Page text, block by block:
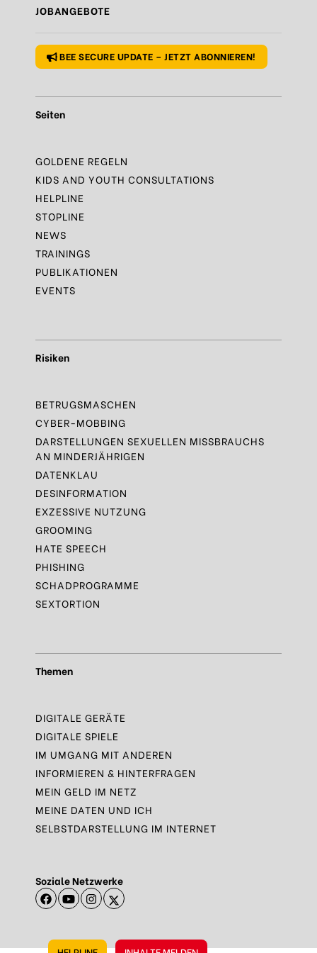
JOBANGEBOTE
BEE SECURE UPDATE – JETZT ABONNIEREN!
Seiten
GOLDENE REGELN
KIDS AND YOUTH CONSULTATIONS
HELPLINE
STOPLINE
NEWS
TRAININGS
PUBLIKATIONEN
EVENTS
Risiken
BETRUGSMASCHEN
CYBER-MOBBING
DARSTELLUNGEN SEXUELLEN MISSBRAUCHS
AN MINDERJÄHRIGEN
DATENKLAU
DESINFORMATION
EXZESSIVE NUTZUNG
GROOMING
HATE SPEECH
PHISHING
SCHADPROGRAMME
SEXTORTION
Themen
DIGITALE GERÄTE
DIGITALE SPIELE
IM UMGANG MIT ANDEREN
INFORMIEREN & HINTERFRAGEN
MEIN GELD IM NETZ
MEINE DATEN UND ICH
SELBSTDARSTELLUNG IM INTERNET
Soziale Netzwerke